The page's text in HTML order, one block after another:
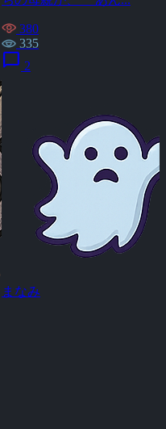
380
335
chat_bubble 2
まなみ